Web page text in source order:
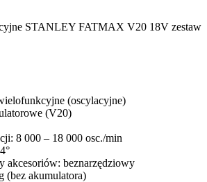
STANLEY FATMAX V20 18V zestaw
(oscylacyjne)
(V20)
8 000 – 18 000 osc./min
akcesoriów: beznarzędziowy
(bez akumulatora)